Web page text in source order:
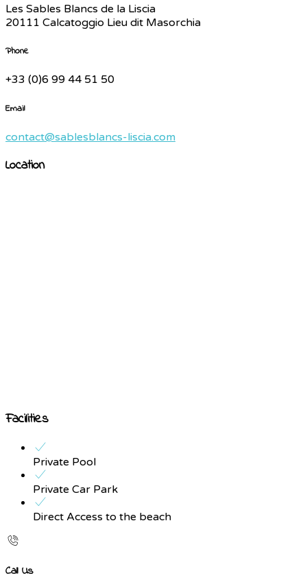
Les Sables Blancs de la Liscia
20111 Calcatoggio Lieu dit Masorchia
Phone
+33 (0)6 99 44 51 50
Email
contact@sablesblancs-liscia.com
Location
Facilities
Private Pool
Private Car Park
Direct Access to the beach
Call Us